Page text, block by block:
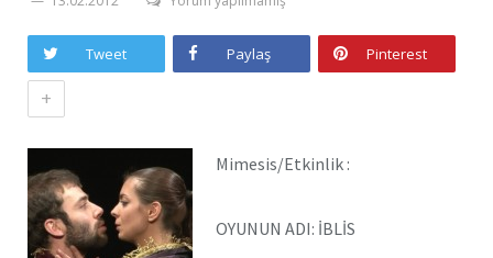
Tweet Paylaş Pinterest
+
Mimesis/Etkinlik :
OYUNUN ADI: İBLİS